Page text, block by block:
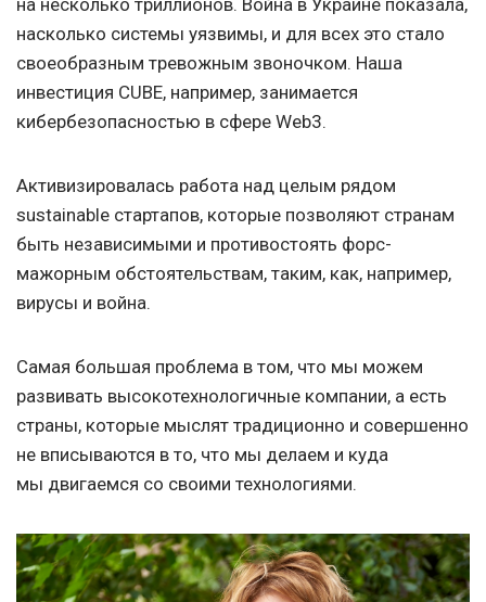
на несколько триллионов. Война в Украине показала,
насколько системы уязвимы, и для всех это стало
своеобразным тревожным звоночком. Наша
инвестиция CUBE, например, занимается
кибербезопасностью в сфере Web3.
Активизировалась работа над целым рядом
sustainable стартапов, которые позволяют странам
быть независимыми и противостоять форс-
мажорным обстоятельствам, таким, как, например,
вирусы и война.
Самая большая проблема в том, что мы можем
развивать высокотехнологичные компании, а есть
страны, которые мыслят традиционно и совершенно
не вписываются в то, что мы делаем и куда
мы двигаемся со своими технологиями.